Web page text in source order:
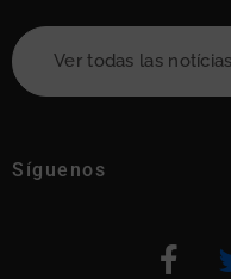
Ver todas las notícias
Síguenos